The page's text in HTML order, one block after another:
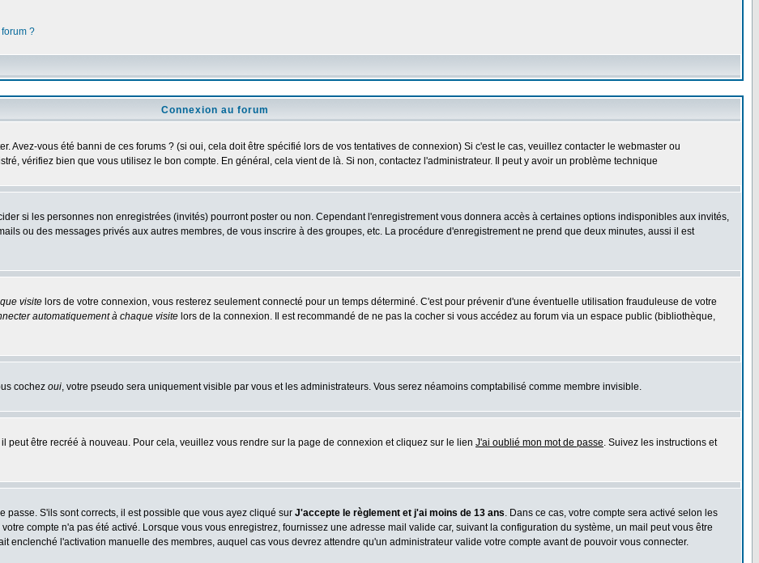
?
Connexion au forum
Avez-vous été banni de ces forums ? (si oui, cela doit être spécifié lors de vos tentatives de connexion) Si c'est le cas, veuillez contacter le webmaster ou
vérifiez bien que vous utilisez le bon compte. En général, cela vient de là. Si non, contactez l'administrateur. Il peut y avoir un problème technique
si les personnes non enregistrées (invités) pourront poster ou non. Cependant l'enregistrement vous donnera accès à certaines options indisponibles aux invités,
ou des messages privés aux autres membres, de vous inscrire à des groupes, etc. La procédure d'enregistrement ne prend que deux minutes, aussi il est
visite lors de votre connexion, vous resterez seulement connecté pour un temps déterminé. C'est pour prévenir d'une éventuelle utilisation frauduleuse de votre
automatiquement à chaque visite lors de la connexion. Il est recommandé de ne pas la cocher si vous accédez au forum via un espace public (bibliothèque,
cochez oui, votre pseudo sera uniquement visible par vous et les administrateurs. Vous serez néamoins comptabilisé comme membre invisible.
peut être recréé à nouveau. Pour cela, veuillez vous rendre sur la page de connexion et cliquez sur le lien J'ai oublié mon mot de passe. Suivez les instructions et
passe. S'ils sont corrects, il est possible que vous ayez cliqué sur J'accepte le règlement et j'ai moins de 13 ans. Dans ce cas, votre compte sera activé selon les
compte n'a pas été activé. Lorsque vous vous enregistrez, fournissez une adresse mail valide car, suivant la configuration du système, un mail peut vous être
enclenché l'activation manuelle des membres, auquel cas vous devrez attendre qu'un administrateur valide votre compte avant de pouvoir vous connecter.